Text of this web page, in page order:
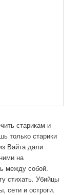
старикам и
только старики
Вайта дали
на
между собой.
стихать. Убийцы
сети и остроги.